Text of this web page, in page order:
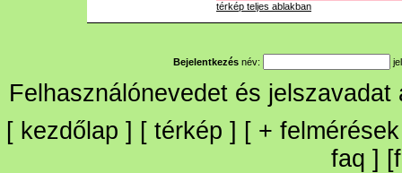
térkép teljes ablakban
Bejelentkezés név:
Felhasználónevedet és
[ kezdőlap ] [ térkép ] [ + felmérések
faq ] [